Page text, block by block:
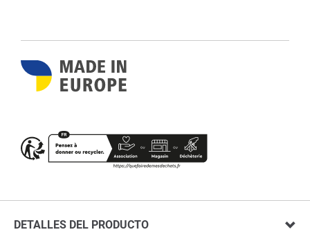
DETALLES DEL PRODUCTO